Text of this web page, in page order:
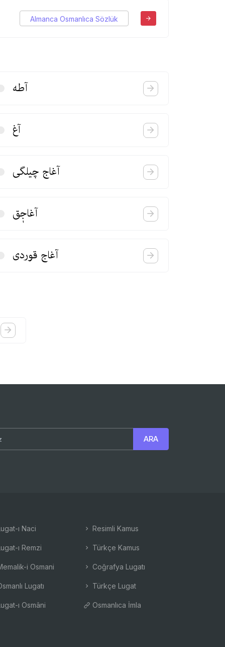
Almanca Osmanlıca Sözlük
آطه
آغ
آغاج چیلگی
آغاجٖق
آغاج قوردی
ı Naci
ı Remzi
i Osmani
Lugatı
ı Osmâni
Resimli Kamus
Türkçe Kamus
Coğrafya Lugatı
Türkçe Lugat
Osmanlıca İmla